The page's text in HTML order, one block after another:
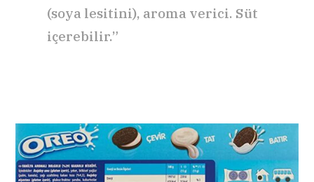
(soya lesitini), aroma verici. Süt
içerebilir.”